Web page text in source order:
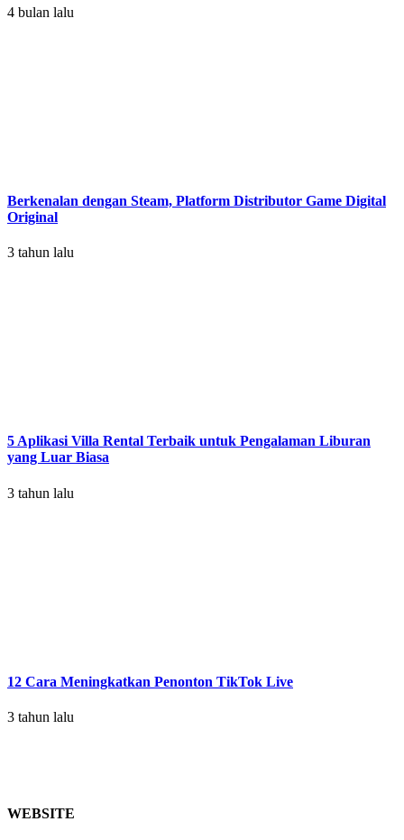
4 bulan lalu
Berkenalan dengan Steam, Platform Distributor Game Digital
Original
3 tahun lalu
5 Aplikasi Villa Rental Terbaik untuk Pengalaman Liburan
yang Luar Biasa
3 tahun lalu
12 Cara Meningkatkan Penonton TikTok Live
3 tahun lalu
WEBSITE